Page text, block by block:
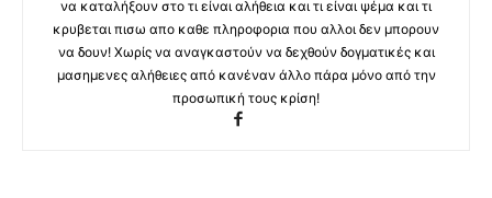
να καταλήξουν στο τι είναι αλήθεια και τι είναι ψέμα και τι
κρυβεται πισω απο καθε πληροφορια που αλλοι δεν μπορουν
να δουν! Χωρίς να αναγκαστούν να δεχθούν δογματικές και
μασημενες αλήθειες από κανέναν άλλο πάρα μόνο από την
προσωπική τους κρίση!